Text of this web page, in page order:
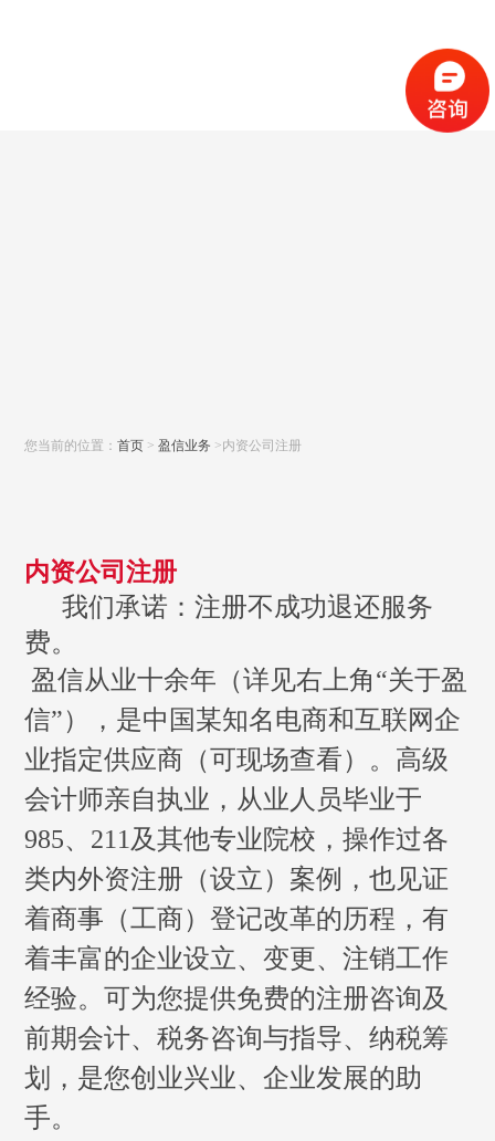
您当前的位置：首页 >盈信业务 >内资公司注册
内资公司注册
我们承诺：注册不成功退还服务
费。
盈信从业十余年（详见右上角“关于盈
信”），是中国某知名电商和互联网企
业指定供应商（可现场查看）。 高级
会计师亲自执业，从业人员毕业于
985、 211 及其他专业院校，操作过各
类内外资注册（设立）案例，也见证
着商事（工商）登记改革的历程，有
着丰富的企业设立、变更、注销工作
经验。可为您提供免费的注册咨询及
前期会计、税务咨询与指导、纳税筹
划， 是您创业兴业、企业发展的助
手。